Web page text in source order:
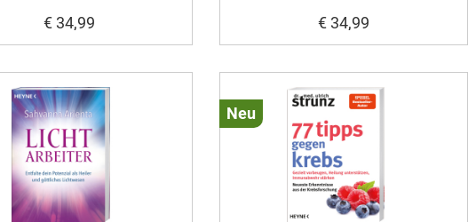
€ 34,99 € 34,99
Neu